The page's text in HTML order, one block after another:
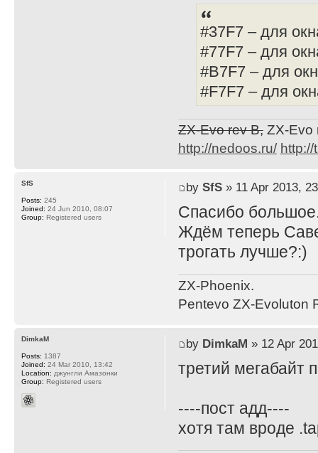
#37F7 – для
#77F7 – для
#B7F7 – для
#F7F7 – для
ZX-Evo rev B,ZX-Evo
http://nedoos.ru/
by SfS» 11 Apr 2013,
Спасибо
Ждём теперь
трогать лучше?:)
ZX-Phoenix.
Pentevo ZX-Evoluton
SfS
Posts: 245
Joined: 24 Jun 2010, 08:07
Group: Registered users
by DimkaM » 12 Apr
третий мегабайт
----пост адд----
хотя там вроде
DimkaM
Posts: 1387
Joined: 24 Mar 2010, 13:42
Location: джунгли Амазонки
Group: Registered users